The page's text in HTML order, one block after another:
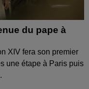
du pape à
XIV fera son premier
une étape à Paris puis